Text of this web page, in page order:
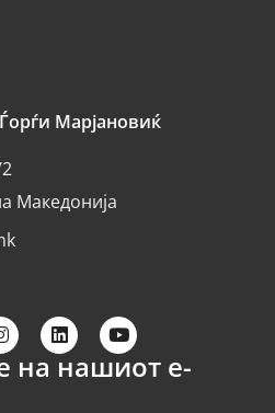
Марјановиќ
Македонија
на нашиот е-